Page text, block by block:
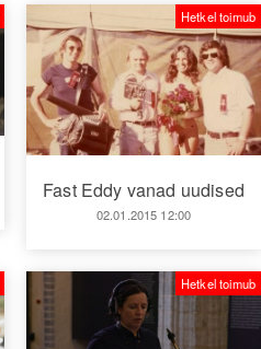
Fast Eddy vanad uudised
02.01.2015 12:00
Hetkel toimub
Hetkel toimub